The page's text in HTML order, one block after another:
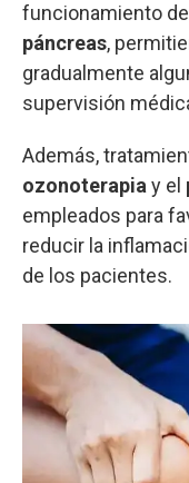
funcionamiento
páncreas,
gradualmente
supervisión
Además,
ozonoterapia y el
empleados para
reducir la
de los pacientes.